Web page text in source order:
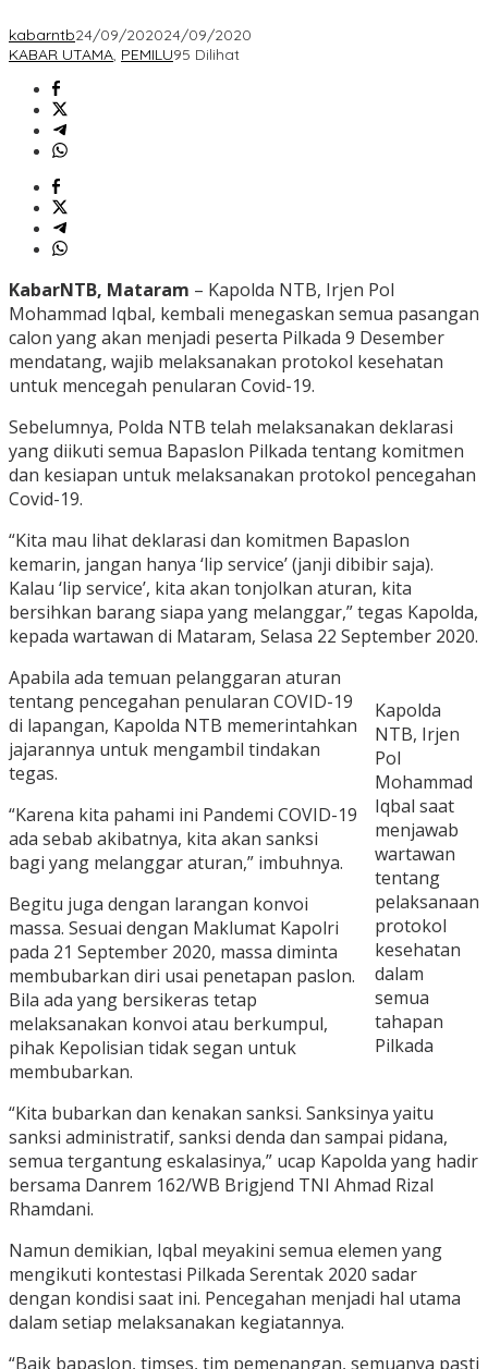
kabarntb24/09/202024/09/2020
KABAR UTAMA, PEMILU95 Dilihat
KabarNTB, Mataram – Kapolda NTB, Irjen Pol
Mohammad Iqbal, kembali menegaskan semua pasangan
calon yang akan menjadi peserta Pilkada 9 Desember
mendatang, wajib melaksanakan protokol kesehatan
untuk mencegah penularan Covid-19.
Sebelumnya, Polda NTB telah melaksanakan deklarasi
yang diikuti semua Bapaslon Pilkada tentang komitmen
dan kesiapan untuk melaksanakan protokol pencegahan
Covid-19.
“Kita mau lihat deklarasi dan komitmen Bapaslon
kemarin, jangan hanya ‘lip service’ (janji dibibir saja).
Kalau ‘lip service’, kita akan tonjolkan aturan, kita
bersihkan barang siapa yang melanggar,” tegas Kapolda,
kepada wartawan di Mataram, Selasa 22 September 2020.
Kapolda
NTB, Irjen
Pol
Mohammad
Iqbal saat
menjawab
wartawan
tentang
pelaksanaan
protokol
kesehatan
dalam
semua
tahapan
Pilkada
Apabila ada temuan pelanggaran aturan
tentang pencegahan penularan COVID-19
di lapangan, Kapolda NTB memerintahkan
jajarannya untuk mengambil tindakan
tegas.
“Karena kita pahami ini Pandemi COVID-19
ada sebab akibatnya, kita akan sanksi
bagi yang melanggar aturan,” imbuhnya.
Begitu juga dengan larangan konvoi
massa. Sesuai dengan Maklumat Kapolri
pada 21 September 2020, massa diminta
membubarkan diri usai penetapan paslon.
Bila ada yang bersikeras tetap
melaksanakan konvoi atau berkumpul,
pihak Kepolisian tidak segan untuk
membubarkan.
“Kita bubarkan dan kenakan sanksi. Sanksinya yaitu
sanksi administratif, sanksi denda dan sampai pidana,
semua tergantung eskalasinya,” ucap Kapolda yang hadir
bersama Danrem 162/WB Brigjend TNI Ahmad Rizal
Rhamdani.
Namun demikian, Iqbal meyakini semua elemen yang
mengikuti kontestasi Pilkada Serentak 2020 sadar
dengan kondisi saat ini. Pencegahan menjadi hal utama
dalam setiap melaksanakan kegiatannya.
“Baik bapaslon, timses, tim pemenangan, semuanya pasti